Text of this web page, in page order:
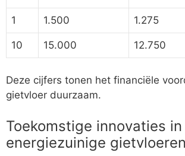
1 1.500 1.275
10 15.000 12.750
Deze cijfers tonen het financiële
gietvloer duurzaam.
Toekomstige innovaties in
energiezuinige gietvloeren